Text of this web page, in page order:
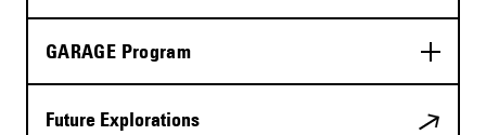
GARAGE Program
Future Explorations